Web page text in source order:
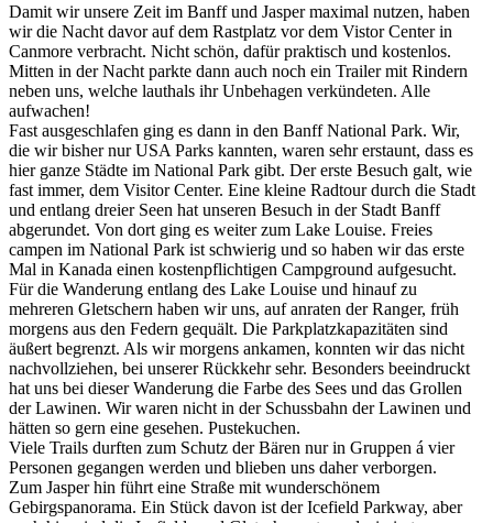
Damit wir unsere Zeit im Banff und Jasper maximal nutzen, haben
wir die Nacht davor auf dem Rastplatz vor dem Vistor Center in
Canmore verbracht. Nicht schön, dafür praktisch und kostenlos.
Mitten in der Nacht parkte dann auch noch ein Trailer mit Rindern
neben uns, welche lauthals ihr Unbehagen verkündeten. Alle
aufwachen!
Fast ausgeschlafen ging es dann in den Banff National Park. Wir,
die wir bisher nur USA Parks kannten, waren sehr erstaunt, dass es
hier ganze Städte im National Park gibt. Der erste Besuch galt, wie
fast immer, dem Visitor Center. Eine kleine Radtour durch die Stadt
und entlang dreier Seen hat unseren Besuch in der Stadt Banff
abgerundet. Von dort ging es weiter zum Lake Louise. Freies
campen im National Park ist schwierig und so haben wir das erste
Mal in Kanada einen kostenpflichtigen Campground aufgesucht.
Für die Wanderung entlang des Lake Louise und hinauf zu
mehreren Gletschern haben wir uns, auf anraten der Ranger, früh
morgens aus den Federn gequält. Die Parkplatzkapazitäten sind
äußert begrenzt. Als wir morgens ankamen, konnten wir das nicht
nachvollziehen, bei unserer Rückkehr sehr. Besonders beeindruckt
hat uns bei dieser Wanderung die Farbe des Sees und das Grollen
der Lawinen. Wir waren nicht in der Schussbahn der Lawinen und
hätten so gern eine gesehen. Pustekuchen.
Viele Trails durften zum Schutz der Bären nur in Gruppen á vier
Personen gegangen werden und blieben uns daher verborgen.
Zum Jasper hin führt eine Straße mit wunderschönem
Gebirgspanorama. Ein Stück davon ist der Icefield Parkway, aber